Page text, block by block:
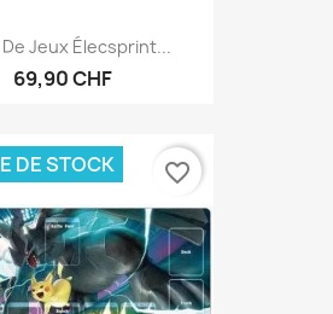
Jeux Élecsprint...
69,90 CHF
DE STOCK favorite_border